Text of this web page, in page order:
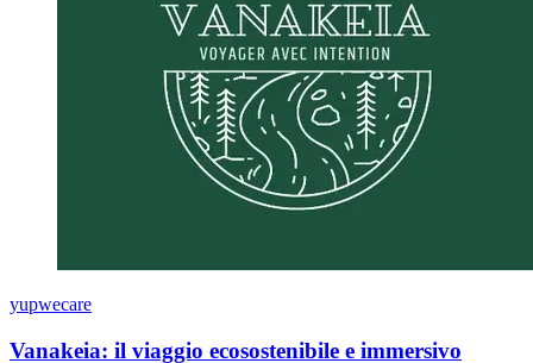
yupwecare
Vanakeia: il viaggio ecosostenibile e immersivo